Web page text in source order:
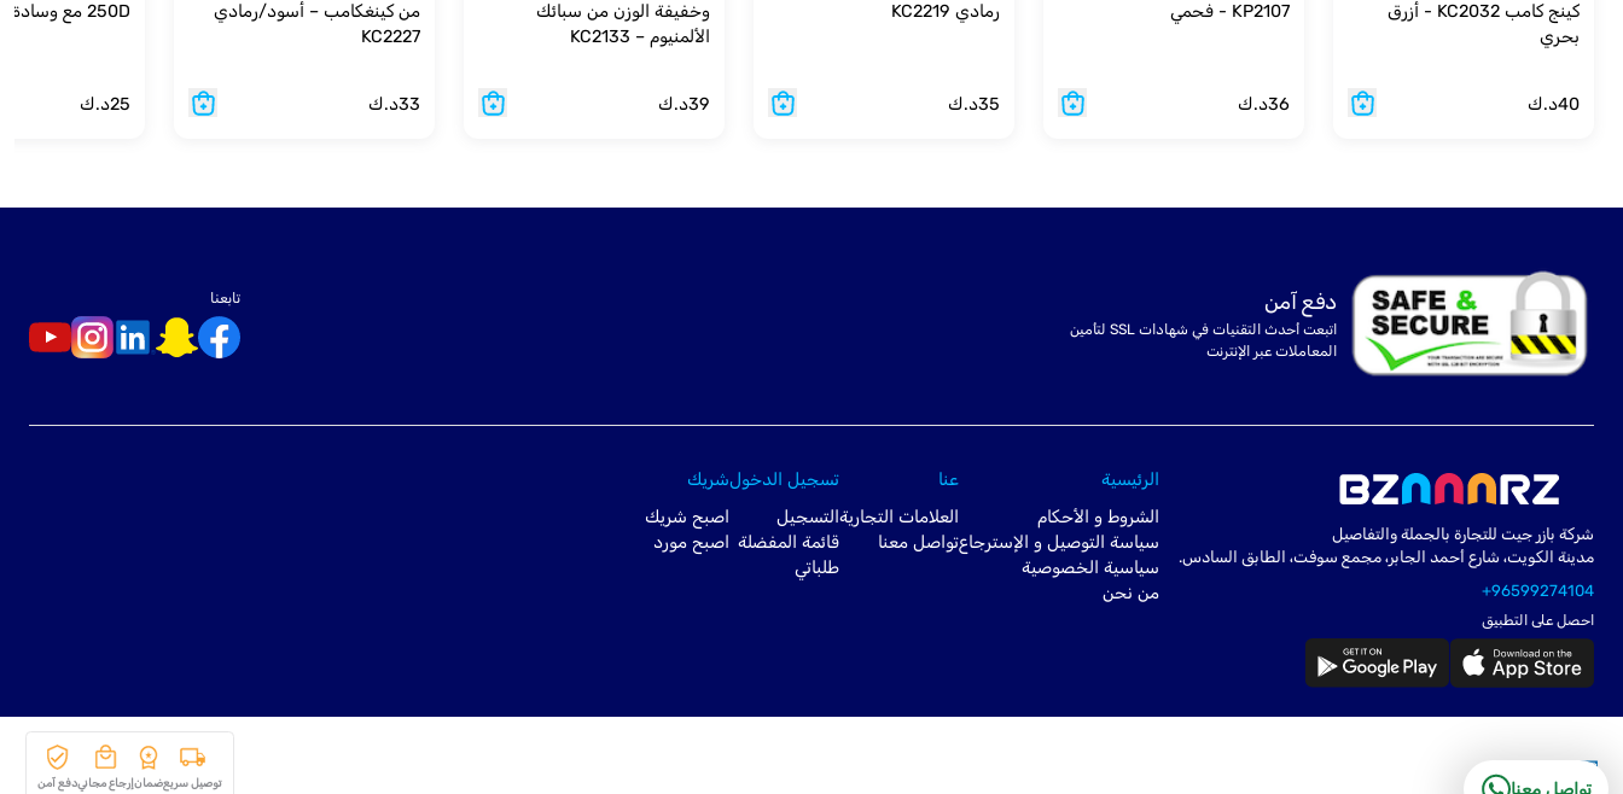
كينج كامب KC2032 - أزرق
بحري
40د.ك
KP2107 - فحمي
36د.ك
رمادي KC2219
35د.ك
وخفيفة الوزن من سبائك
الألمنيوم – KC2133
39د.ك
من كينغكامب – أسود/رمادي
KC2227
33د.ك
250D مع وسادة – لون أزرق
25د.ك
تواصل معنا
دفع آمن
اتبعت أحدث التقنيات في شهادات SSL لتأمين
المعاملات عبر الإنترنت
تابعنا
شركة بازر جيت للتجارة بالجملة والتفاصيل
مدينة الكويت، شارع أحمد الجابر، مجمع سوفت، الطابق السادس.
+96599274104
احصل على التطبيق
الرئيسية
الشروط و الأحكام
سياسة التوصيل و الإسترجاع
سياسية الخصوصية
من نحن
عنا
العلامات التجارية
تواصل معنا
تسجيل الدخول
التسجيل
قائمة المفضلة
طلباتي
شريك
اصبح شريك
اصبح مورد
توصيل سريعضمانإرجاع مجانيدفع آمن